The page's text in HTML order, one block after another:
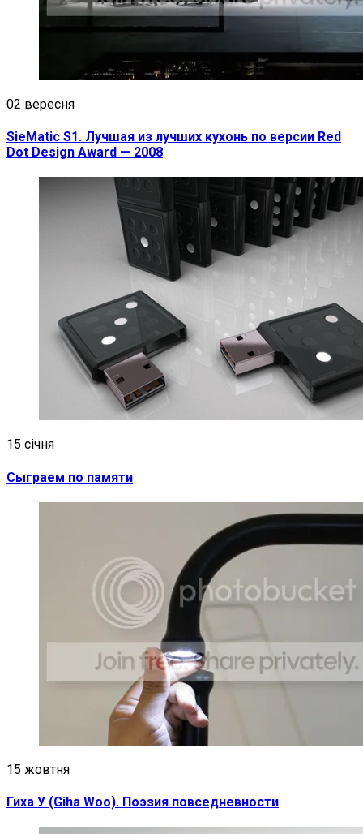
02 вересня
SieMatic S1. Лучшая из лучших кухонь по версии Red
Dot Design Award — 2008
15 січня
Сыграем по памяти
15 жовтня
Гиха У (Giha Woo). Поэзия повседневности